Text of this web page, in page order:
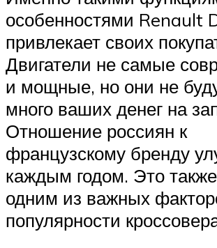
особенностями Renault
привлекает своих
Двигатели не самые
и мощные, но они не
много ваших денег на
Отношение россиян к
французскому бренду
каждым годом. Это
одним из важных
популярности